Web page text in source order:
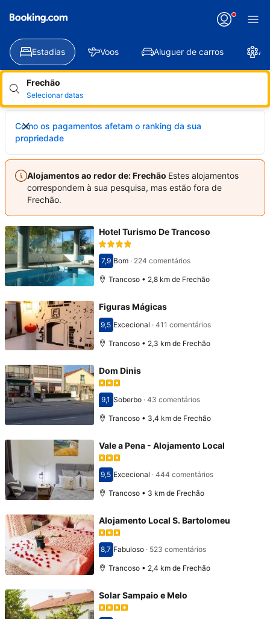
Estadias Voos Aluguer de carros
Frechão
Selecionar datas
Como os pagamentos afetam o ranking da sua
propriedade
Alojamentos ao redor de: Frechão Estes alojamentos
correspondem à sua pesquisa, mas estão fora de
Frechão.
Hotel Turismo De Trancoso
Pontuado com 7,9
7,9 Bom· 224 comentários
Trancoso • 2,8 km de Frechão
Figuras Mágicas
Pontuado com 9,5
9,5 Excecional · 411 comentários
Trancoso • 2,3 km de Frechão
Dom Dinis
Pontuado com 9,1
9,1 Soberbo· 43 comentários
Trancoso • 3,4 km de Frechão
Vale a Pena - Alojamento Local
Pontuado com 9,5
9,5 Excecional · 444 comentários
Trancoso • 3 km de Frechão
Alojamento Local S. Bartolomeu
Pontuado com 8,7
8,7 Fabuloso· 523 comentários
Trancoso • 2,4 km de Frechão
Solar Sampaio e Melo